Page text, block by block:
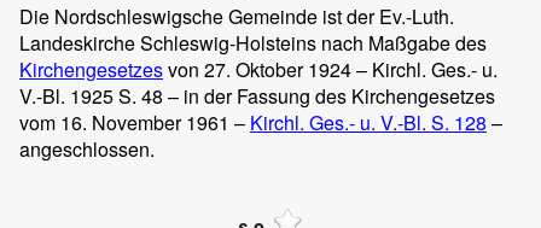
Die Nordschleswigsche Gemeinde ist der Ev.-Luth.
Landeskirche Schleswig-Holsteins nach Maßgabe des
Kirchengesetzesvon 27. Oktober 1924 – Kirchl. Ges.- u.
V.-Bl. 1925 S. 48 – in der Fassung des Kirchengesetzes
vom 16. November 1961 – Kirchl. Ges.- u. V.-Bl. S. 128 –
angeschlossen.